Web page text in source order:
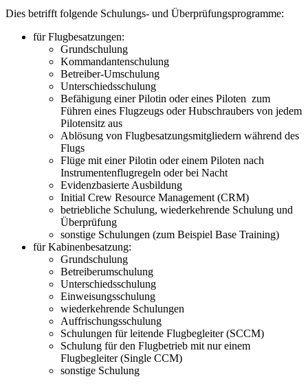
Dies betrifft folgende Schulungs- und Überprüfungsprogramme:
für Flugbesatzungen:
Grundschulung
Kommandantenschulung
Betreiber-Umschulung
Unterschiedsschulung
Befähigung einer Pilotin oder eines Piloten zum
Führen eines Flugzeugs oder Hubschraubers von jedem
Pilotensitz aus
Ablösung von Flugbesatzungsmitgliedern während des
Flugs
Flüge mit einer Pilotin oder einem Piloten nach
Instrumentenflugregeln oder bei Nacht
Evidenzbasierte Ausbildung
Initial Crew Resource Management (CRM)
betriebliche Schulung, wiederkehrende Schulung und
Überprüfung
sonstige Schulungen (zum Beispiel Base Training)
für Kabinenbesatzung:
Grundschulung
Betreiberumschulung
Unterschiedsschulung
Einweisungsschulung
wiederkehrende Schulungen
Auffrischungsschulung
Schulungen für leitende Flugbegleiter (SCCM)
Schulung für den Flugbetrieb mit nur einem
Flugbegleiter (Single CCM)
sonstige Schulung